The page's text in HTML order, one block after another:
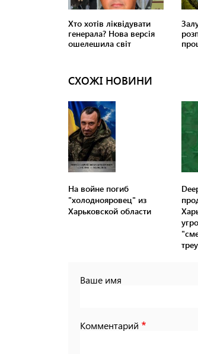
СХОЖІ НОВИНИ
На войне погиб
"холоднояровец" из
Харьковской области
Ваше имя
Комментарий